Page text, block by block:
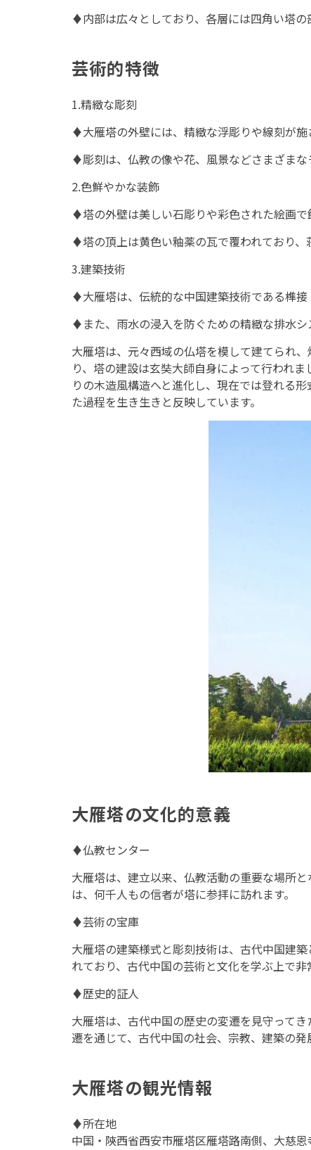
♦内部は広々としており、各層には四角い塔の
芸術的特徴
1.精緻な彫刻
♦大雁塔の外壁には、精緻な浮彫りや線刻が施
♦彫刻は、仏教の像や花、風景などさまざまな
2.色鮮やかな装飾
♦塔の外壁は美しい石彫りや彩色された絵画で
♦塔の頂上は黄色い釉薬の瓦で覆われており、
3.建築技術
♦大雁塔は、伝統的な中国建築技術である榫接
♦また、雨水の浸入を防ぐための精緻な排水シ
大雁塔は、元々西域の仏塔を模して建てられ
り、塔の建設は玄奘大師自身によって行われ
りの木造風構造へと進化し、現在では登れる
た過程を生き生きと反映しています。
大雁塔の文化的意義
♦仏教センター
大雁塔は、建立以来、仏教活動の重要な場所
は、何千人もの信者が塔に参拝に訪れます。
♦芸術の宝庫
大雁塔の建築様式と彫刻技術は、古代中国建
れており、古代中国の芸術と文化を学ぶ上で非
♦歴史的証人
大雁塔は、古代中国の歴史の変遷を見守って
遷を通じて、古代中国の社会、宗教、建築の発
大雁塔の観光情報
♦所在地
中国・陝西省西安市雁塔区雁塔路南側、大慈恩